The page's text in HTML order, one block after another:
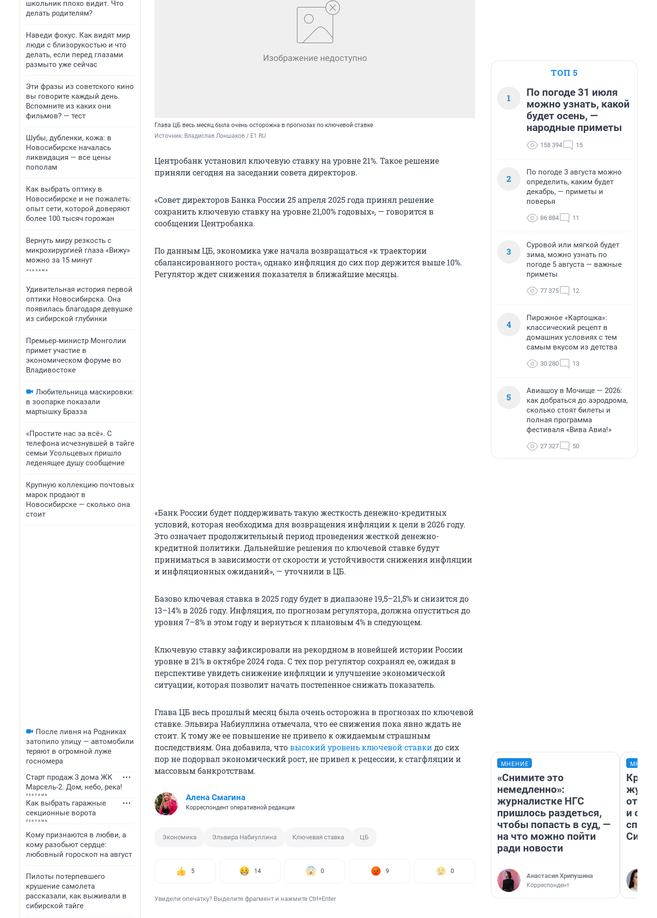
школьник плохо видит. Что
делать родителям?
Наведи фокус. Как видят мир
люди с близорукостью и что
делать, если перед глазами
размыто уже сейчас
Эти фразы из советского кино
вы говорите каждый день.
Вспомните из каких они
фильмов? — тест
Шубы, дубленки, кожа: в
Новосибирске началась
ликвидация — все цены
пополам
Как выбрать оптику в
Новосибирске и не пожалеть:
опыт сети, которой доверяют
более 100 тысяч горожан
Вернуть миру резкость с
микрохирургией глаза «Вижу»
можно за 15 минут
Удивительная история первой
оптики Новосибирска. Она
появилась благодаря девушке
из сибирской глубинки
Премьер‑министр Монголии
примет участие в
экономическом форуме во
Владивостоке
Любительница маскировки:
в зоопарке показали
мартышку Бразза
«Простите нас за всё». С
телефона исчезнувшей в тайге
семьи Усольцевых пришло
леденящее душу сообщение
Крупную коллекцию почтовых
марок продают в
Новосибирске — сколько она
стоит
После ливня на Родниках
затопило улицу — автомобили
теряют в огромной луже
госномера
Старт продаж 3 дома ЖК
Марсель-2. Дом, небо, река!
Как выбрать гаражные
секционные ворота
Кому признаются в любви, а
кому разобьют сердце:
любовный гороскоп на август
Пилоты потерпевшего
крушение самолета
рассказали, как выживали в
сибирской тайге
Глава ЦБ весь месяц была очень осторожна в прогнозах по ключевой ставке
Источник: Владислав Лоншаков / E1.RU
Центробанк установил ключевую ставку на уровне 21%. Такое решение
приняли сегодня на заседании совета директоров.
«Совет директоров Банка России 25 апреля 2025 года принял решение
сохранить ключевую ставку на уровне 21,00% годовых», — говорится в
сообщении Центробанка.
По данным ЦБ, экономика уже начала возвращаться «к траектории
сбалансированного роста», однако инфляция до сих пор держится выше 10%.
Регулятор ждет снижения показателя в ближайшие месяцы.
«Банк России будет поддерживать такую жесткость денежно-кредитных
условий, которая необходима для возвращения инфляции к цели в 2026 году.
Это означает продолжительный период проведения жесткой денежно-
кредитной политики. Дальнейшие решения по ключевой ставке будут
приниматься в зависимости от скорости и устойчивости снижения инфляции
и инфляционных ожиданий», — уточнили в ЦБ.
Базово ключевая ставка в 2025 году будет в диапазоне 19,5–21,5% и снизится до
13–14% в 2026 году. Инфляция, по прогнозам регулятора, должна опуститься до
уровня 7–8% в этом году и вернуться к плановым 4% в следующем.
Ключевую ставку зафиксировали на рекордном в новейшей истории России
уровне в 21% в октябре 2024 года. С тех пор регулятор сохранял ее, ожидая в
перспективе увидеть снижение инфляции и улучшение экономической
ситуации, которая позволит начать постепенное снижать показатель.
Глава ЦБ весь прошлый месяц была очень осторожна в прогнозах по ключевой
ставке. Эльвира Набиуллина отмечала, что ее снижения пока явно ждать не
стоит. К тому же ее повышение не привело к ожидаемым страшным
последствиям. Она добавила, чтовысокий уровень ключевой ставкидо сих
пор не подорвал экономический рост, не привел к рецессии, к стагфляции и
массовым банкротствам.
Алена Смагина
Корреспондент оперативной редакции
Экономика Эльвира Набиуллина Ключевая ставка ЦБ
5 14 0 9 0
Увидели опечатку? Выделите фрагмент и нажмите Ctrl+Enter
ТОП 5
1
По погоде 31 июля
можно узнать, какой
будет осень, —
народные приметы
158 394 15
2
По погоде 3 августа можно
определить, каким будет
декабрь, — приметы и
поверья
86 884 11
3
Суровой или мягкой будет
зима, можно узнать по
погоде 5 августа — важные
приметы
77 375 12
4
Пирожное «Картошка»:
классический рецепт в
домашних условиях с тем
самым вкусом из детства
30 280 13
5
Авиашоу в Мочище — 2026:
как добраться до аэродрома,
сколько стоят билеты и
полная программа
фестиваля «Вива Авиа!»
27 327 50
МНЕНИЕ
«Снимите это
немедленно»:
журналистке НГС
пришлось раздеться,
чтобы попасть в суд, —
на что можно пойти
ради новости
Анастасия Хрипушина
Корреспондент
и